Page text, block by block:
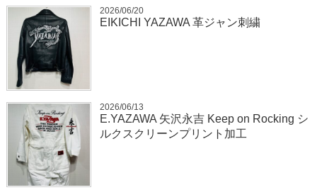
2026/06/20
EIKICHI YAZAWA 革ジャン刺繍
2026/06/13
E.YAZAWA 矢沢永吉 Keep on Rocking シ
ルクスクリーンプリント加工